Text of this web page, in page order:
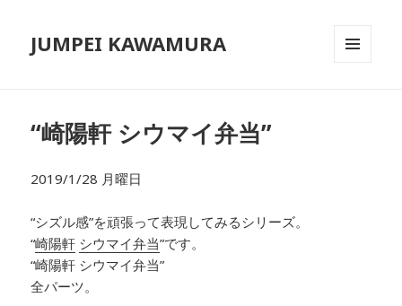
JUMPEI KAWAMURA
“崎陽軒 シウマイ弁当”
2019/1/28 月曜日
“シズル感”を頑張って表現してみるシリーズ。
“崎陽軒 シウマイ弁当”です。
“崎陽軒 シウマイ弁当”
全パーツ。